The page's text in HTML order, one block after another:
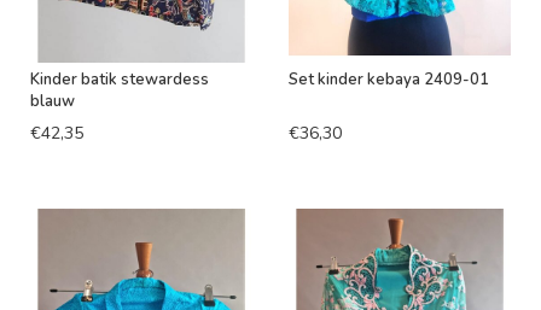
Kinder batik stewardess
blauw
€42,35
Set kinder kebaya 2409-01
€36,30